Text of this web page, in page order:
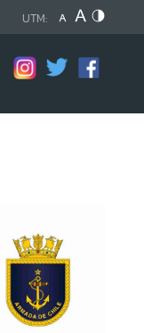
UTM: